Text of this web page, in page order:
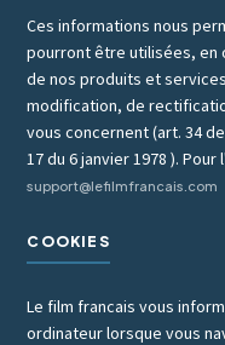
Ces informations nous
pourront être utilisées, en
de nos produits et
modification, de
vous concernent (art. 34
17 du 6 janvier 1978 ).
support@lefilmfrancais.com
COOKIES
Le film francais vous
ordinateur lorsque vous